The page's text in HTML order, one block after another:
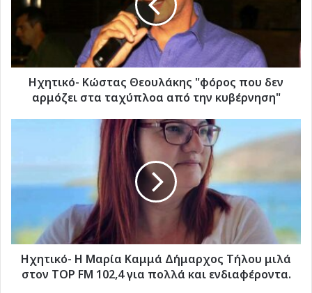
που
δεν
αρμόζει
ταχύπλοα
Ηχητικό- Κώστας Θεουλάκης "φόρος που δεν
αρμόζει στα ταχύπλοα από την κυβέρνηση"
Δήμαρχος
στον
TOP
FM
102,4
Ηχητικό- Η Μαρία Καμμά Δήμαρχος Τήλου μιλά
στον TOP FM 102,4 για πολλά και ενδιαφέροντα.